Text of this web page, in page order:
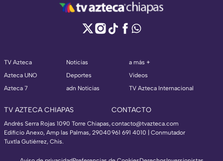
TV Azteca
Azteca UNO
Azteca 7
Noticias
Deportes
adn Noticias
a más +
Videos
TV Azteca Internacional
TV AZTECA CHIAPAS
Andrés Serra Rojas 1090 Torre Chiapas,
Edificio Anexo, Amp las Palmas, 29040
Tuxtla Gutiérrez, Chis.
CONTACTO
contacto@tvazteca.com
961 691 4010 | Conmutador